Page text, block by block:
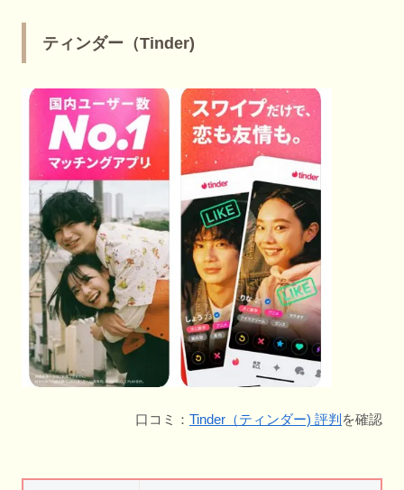
ティンダー（Tinder)
口コミ： Tinder（ティンダー) 評判 を確認